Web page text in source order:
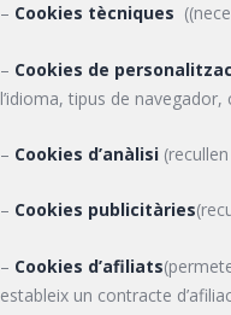
– Cookies tècniques
– Cookies de
l’idioma, tipus de
– Cookies d’anàlisi(recullen
– Cookies publicitàries
– Cookies d’afiliats
estableix un contracte